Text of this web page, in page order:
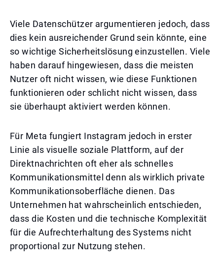
Viele Datenschützer argumentieren jedoch, dass
dies kein ausreichender Grund sein könnte, eine
so wichtige Sicherheitslösung einzustellen. Viele
haben darauf hingewiesen, dass die meisten
Nutzer oft nicht wissen, wie diese Funktionen
funktionieren oder schlicht nicht wissen, dass
sie überhaupt aktiviert werden können.
Für Meta fungiert Instagram jedoch in erster
Linie als visuelle soziale Plattform, auf der
Direktnachrichten oft eher als schnelles
Kommunikationsmittel denn als wirklich private
Kommunikationsoberfläche dienen. Das
Unternehmen hat wahrscheinlich entschieden,
dass die Kosten und die technische Komplexität
für die Aufrechterhaltung des Systems nicht
proportional zur Nutzung stehen.